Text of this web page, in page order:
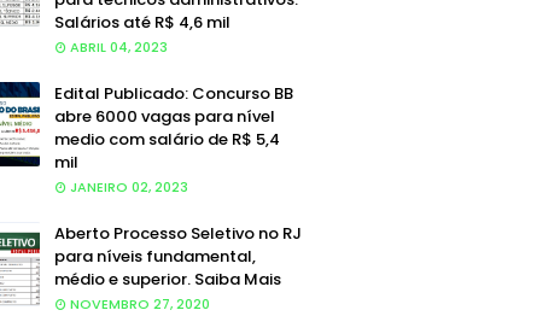
Salários até R$ 4,6 mil
ABRIL 04, 2023
Edital Publicado: Concurso BB
abre 6000 vagas para nível
medio com salário de R$ 5,4
mil
JANEIRO 02, 2023
Aberto Processo Seletivo no RJ
para níveis fundamental,
médio e superior. Saiba Mais
NOVEMBRO 27, 2020